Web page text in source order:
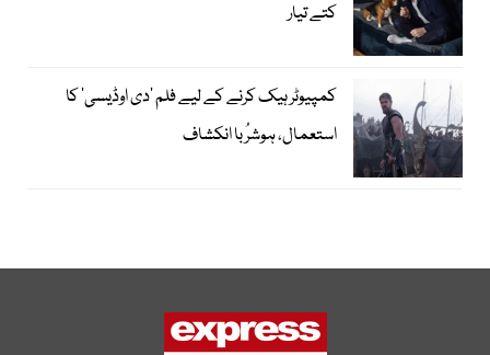
کتے تیار
کمپیوٹر ہیک کرنے کے لیے فلم ’دی اوڈیسی‘ کا
استعمال، ہوشرُبا انکشاف